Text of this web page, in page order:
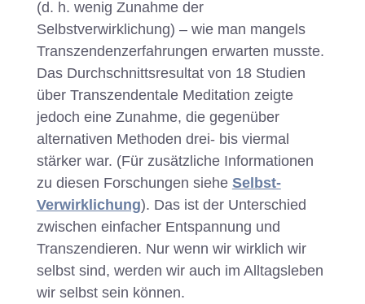
(d. h. wenig Zunahme der
Selbstverwirklichung) – wie man mangels
Transzendenzerfahrungen erwarten musste.
Das Durchschnittsresultat von 18 Studien
über Transzendentale Meditation zeigte
jedoch eine Zunahme, die gegenüber
alternativen Methoden drei- bis viermal
stärker war. (Für zusätzliche Informationen
zu diesen Forschungen siehe Selbst-
Verwirklichung). Das ist der Unterschied
zwischen einfacher Entspannung und
Transzendieren. Nur wenn wir wirklich wir
selbst sind, werden wir auch im Alltagsleben
wir selbst sein können.